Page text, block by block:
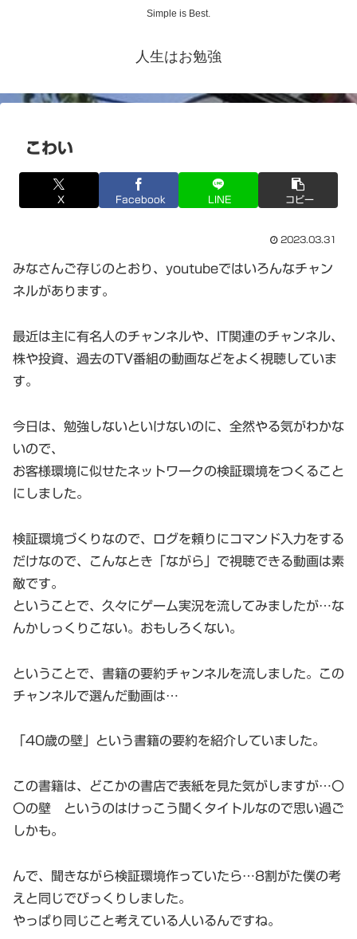
Simple is Best.
人生はお勉強
こわい
X Facebook LINE コピー
2023.03.31
みなさんご存じのとおり、youtubeではいろんなチャン
ネルがあります。
最近は主に有名人のチャンネルや、IT関連のチャンネル、
株や投資、過去のTV番組の動画などをよく視聴していま
す。
今日は、勉強しないといけないのに、全然やる気がわかな
いので、
お客様環境に似せたネットワークの検証環境をつくること
にしました。
検証環境づくりなので、ログを頼りにコマンド入力をする
だけなので、こんなとき「ながら」で視聴できる動画は素
敵です。
ということで、久々にゲーム実況を流してみましたが…な
んかしっくりこない。おもしろくない。
ということで、書籍の要約チャンネルを流しました。この
チャンネルで選んだ動画は…
「40歳の壁」という書籍の要約を紹介していました。
この書籍は、どこかの書店で表紙を見た気がしますが…〇
〇の壁 というのはけっこう聞くタイトルなので思い過ご
しかも。
んで、聞きながら検証環境作っていたら…8割がた僕の考
えと同じでびっくりしました。
やっぱり同じこと考えている人いるんですね。